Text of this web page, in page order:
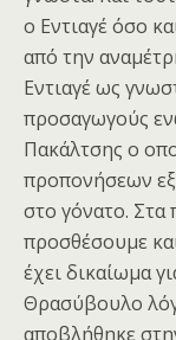
ο Εντιαγέ όσο
από την
Εντιαγέ ως
προσαγωγούς
Πακάλτσης ο
προπονήσεων
στο γόνατο.
προσθέσουμε
έχει δικαίωμα
Θρασύβουλο
αποβλήθηκε